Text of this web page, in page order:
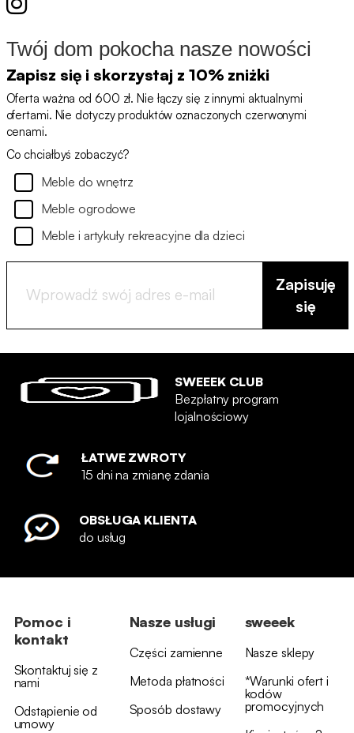
Twój dom pokocha nasze nowości
Zapisz się i skorzystaj z 10% zniżki
Oferta ważna od 600 zł. Nie łączy się z innymi aktualnymi
ofertami. Nie dotyczy produktów oznaczonych czerwonymi
cenami.
Co chciałbyś zobaczyć?
Meble do wnętrz
Meble ogrodowe
Meble i artykuły rekreacyjne dla dzieci
Zapisuję
się
SWEEEK CLUB
Bezpłatny program
lojalnościowy
ŁATWE ZWROTY
15 dni na zmianę zdania
OBSŁUGA KLIENTA
do usług
Pomoc i
kontakt
Skontaktuj się z
nami
Odstąpienie od
umowy
Nasze usługi
Części zamienne
Metoda płatności
Sposób dostawy
sweeek
Nasze sklepy
*Warunki ofert i
kodów
promocyjnych